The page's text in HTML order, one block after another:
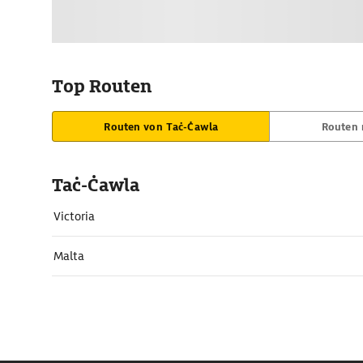
Top Routen
Routen von Taċ-Ċawla Routen
Taċ-Ċawla
Victoria
Malta